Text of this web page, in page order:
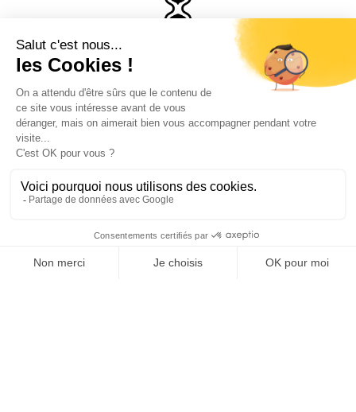
Taux de remplissage en temps quasi-réel